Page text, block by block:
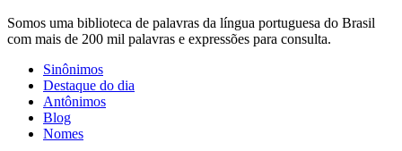
Somos uma biblioteca de palavras da língua portuguesa do Brasil
com mais de 200 mil palavras e expressões para consulta.
Sinônimos
Destaque do dia
Antônimos
Blog
Nomes